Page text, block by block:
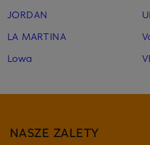
JORDAN
LA MARTINA
Lowa
NASZE ZALETY